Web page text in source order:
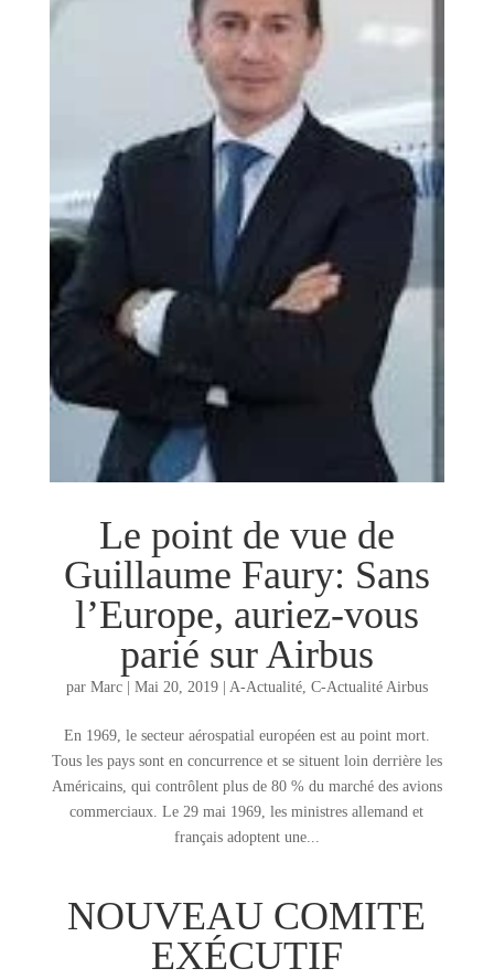
Le point de vue de
Guillaume Faury: Sans
l’Europe, auriez-vous
parié sur Airbus
par Marc| Mai 20, 2019| A-Actualité, C-Actualité Airbus
En 1969, le secteur aérospatial européen est au point mort.
Tous les pays sont en concurrence et se situent loin derrière les
Américains, qui contrôlent plus de 80 % du marché des avions
commerciaux. Le 29 mai 1969, les ministres allemand et
français adoptent une...
NOUVEAU COMITE
EXÉCUTIF